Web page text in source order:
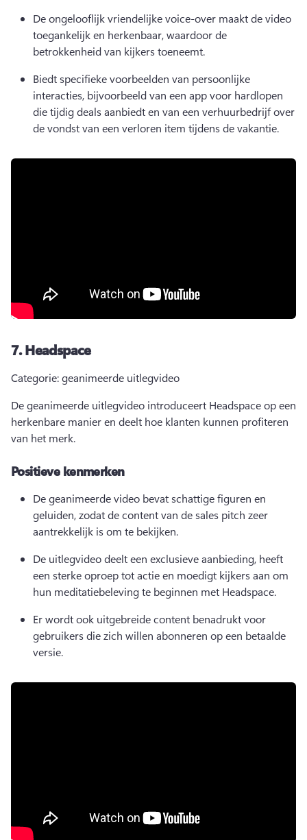
De ongelooflijk vriendelijke voice-over maakt de video
toegankelijk en herkenbaar, waardoor de
betrokkenheid van kijkers toeneemt.
Biedt specifieke voorbeelden van persoonlijke
interacties, bijvoorbeeld van een app voor hardlopen
die tijdig deals aanbiedt en van een verhuurbedrijf over
de vondst van een verloren item tijdens de vakantie.
7.Headspace
Categorie: geanimeerde uitlegvideo
De geanimeerde uitlegvideo introduceert Headspace op een
herkenbare manier en deelt hoe klanten kunnen profiteren
van het merk.
Positieve kenmerken
De geanimeerde video bevat schattige figuren en
geluiden, zodat de content van de sales pitch zeer
aantrekkelijk is om te bekijken.
De uitlegvideo deelt een exclusieve aanbieding, heeft
een sterke oproep tot actie en moedigt kijkers aan om
hun meditatiebeleving te beginnen met Headspace.
Er wordt ook uitgebreide content benadrukt voor
gebruikers die zich willen abonneren op een betaalde
versie.